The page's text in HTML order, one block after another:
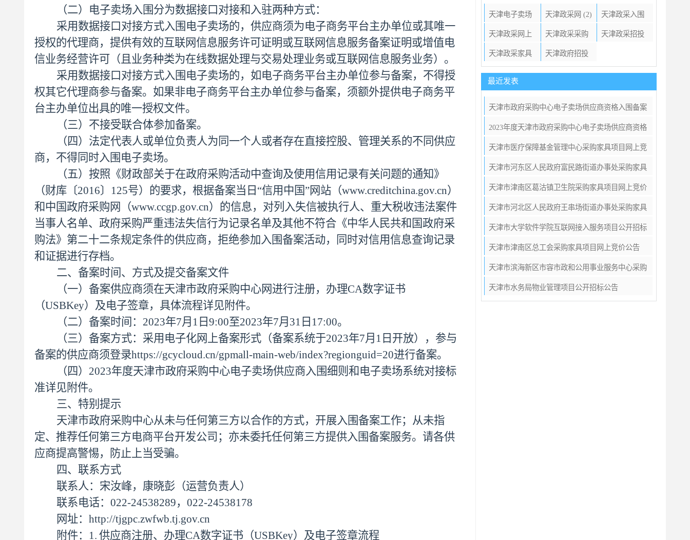
（二）电子卖场入围分为数据接口对接和入驻两种方式：
采用数据接口对接方式入围电子卖场的，供应商须为电子商务平台主办单位或其唯一
授权的代理商，提供有效的互联网信息服务许可证明或互联网信息服务备案证明或增值电
信业务经营许可（ 且业务种类为在线数据处理与交易处理业务或互联网信息服务业务）。
采用数据接口对接方式入围电子卖场的，如电子商务平台主办单位参与备案，不得授
权其它代理商参与备案。如果非电子商务平台主办单位参与备案，须额外提供电子商务平
台主办单位出具的唯一授权文件。
（三）不接受联合体参加备案。
（四）法定代表人或单位负责人为同一个人或者存在直接控股、管理关系的不同供应
商，不得同时入围电子卖场。
（五）按照《财政部关于在政府采购活动中查询及使用信用记录有关问题的通知》
（财库〔2016〕125号）的要求，根据备案当日“信用中国”网站（www.creditchina.gov.cn）
和中国政府采购网（www.ccgp.gov.cn）的信息，对列入失信被执行人、重大税收违法案件
当事人名单、政府采购严重违法失信行为记录名单及其他不符合《中华人民共和国政府采
购法》第二十二条规定条件的供应商，拒绝参加入围备案活动，同时对信用信息查询记录
和证据进行存档。
二、备案时间、方式及提交备案文件
（一）备案供应商须在天津市政府采购中心网进行注册，办理CA数字证书
（USBKey）及电子签章，具体流程详见附件。
（二）备案时间： 2023年7月1日9:00至2023年7月31日17:00。
（三）备案方式：采用电子化网上备案形式（备案系统于2023年7月1日开放），参与
备案的供应商须登录https://gcycloud.cn/gpmall-main-web/index?regionguid=20进行备案。
（四） 2023年度天津市政府采购中心电子卖场供应商入围细则和电子卖场系统对接标
准详见附件。
三、特别提示
天津市政府采购中心从未与任何第三方以合作的方式，开展入围备案工作；从未指
定、推荐任何第三方电商平台开发公司；亦未委托任何第三方提供入围备案服务。请各供
应商提高警惕，防止上当受骗。
四、联系方式
联系人：宋汝峰， 康晓彭（运营负责人）
联系电话： 022-24538289， 022-24538178
网址： http://tjgpc.zwfwb.tj.gov.cn
附件： 1. 供应商注册、 办理CA数字证书（USBKey）及电子签章流程
天津电子卖场
(1)
天津政采网 (2) 天津政采入围
(11)
天津政采网上
竞价(1)
天津政采采购
家具(1)
天津政采招投
天津政采家具
项目(7)
天津政府招投
标(3)
最近发表
天津市政府采购中心电子卖场供应商资格入围备案
公告
2023年度天津市政府采购中心电子卖场供应商资格
入围备案公告
天津市医疗保障基金管理中心采购家具项目网上竞
价公告
天津市河东区人民政府富民路街道办事处采购家具
项目网上竞价公告
天津市津南区葛沽镇卫生院采购家具项目网上竞价
公告
天津市河北区人民政府王串场街道办事处采购家具
项目网上竞价公告
天津市大学软件学院互联网接入服务项目公开招标
公告
天津市津南区总工会采购家具项目网上竞价公告
天津市滨海新区市容市政和公用事业服务中心采购
车辆维修服务项目公开招标公告
天津市水务局物业管理项目公开招标公告